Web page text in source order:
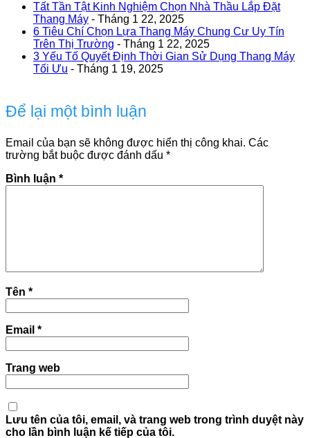
Tất Tần Tật Kinh Nghiệm Chọn Nhà Thầu Lắp Đặt
Thang Máy - Tháng 1 22, 2025
6 Tiêu Chí Chọn Lựa Thang Máy Chung Cư Uy Tín
Trên Thị Trường - Tháng 1 22, 2025
3 Yếu Tố Quyết Định Thời Gian Sử Dụng Thang Máy
Tối Ưu - Tháng 1 19, 2025
Để lại một bình luận
Email của bạn sẽ không được hiển thị công khai. Các
trường bắt buộc được đánh dấu *
Bình luận *
Tên *
Email *
Trang web
Lưu tên của tôi, email, và trang web trong trình duyệt này
cho lần bình luận kế tiếp của tôi.